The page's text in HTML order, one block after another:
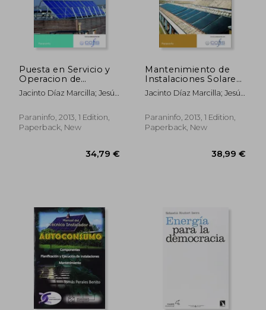
Puesta en Servicio y
Operacion de
Instalaciones Solares
Termicas (in Spanish)
Jacinto Díaz Marcilla; Jesús
Paraninfo, 2013, 1 Edition,
Paperback, New
Mantenimiento de
Instalaciones Solares
Termicas (in Spanish)
Jacinto Díaz Marcilla; Jesús
Paraninfo, 2013, 1 Edition,
Paperback, New